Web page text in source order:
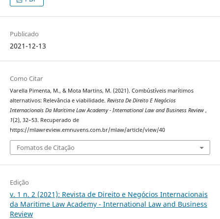
Publicado
2021-12-13
Como Citar
Varella Pimenta, M., & Mota Martins, M. (2021). Combústíveis marítimos
alternativos: Relevância e viabilidade. Revista De Direito E Negócios
Internacionais Da Maritime Law Academy - International Law and Business Review,
1(2), 32–53. Recuperado de
https://mlawreview.emnuvens.com.br/mlaw/article/view/40
Fomatos de Citação
Edição
v. 1 n. 2 (2021): Revista de Direito e Negócios Internacionais
da Maritime Law Academy - International Law and Business
Review